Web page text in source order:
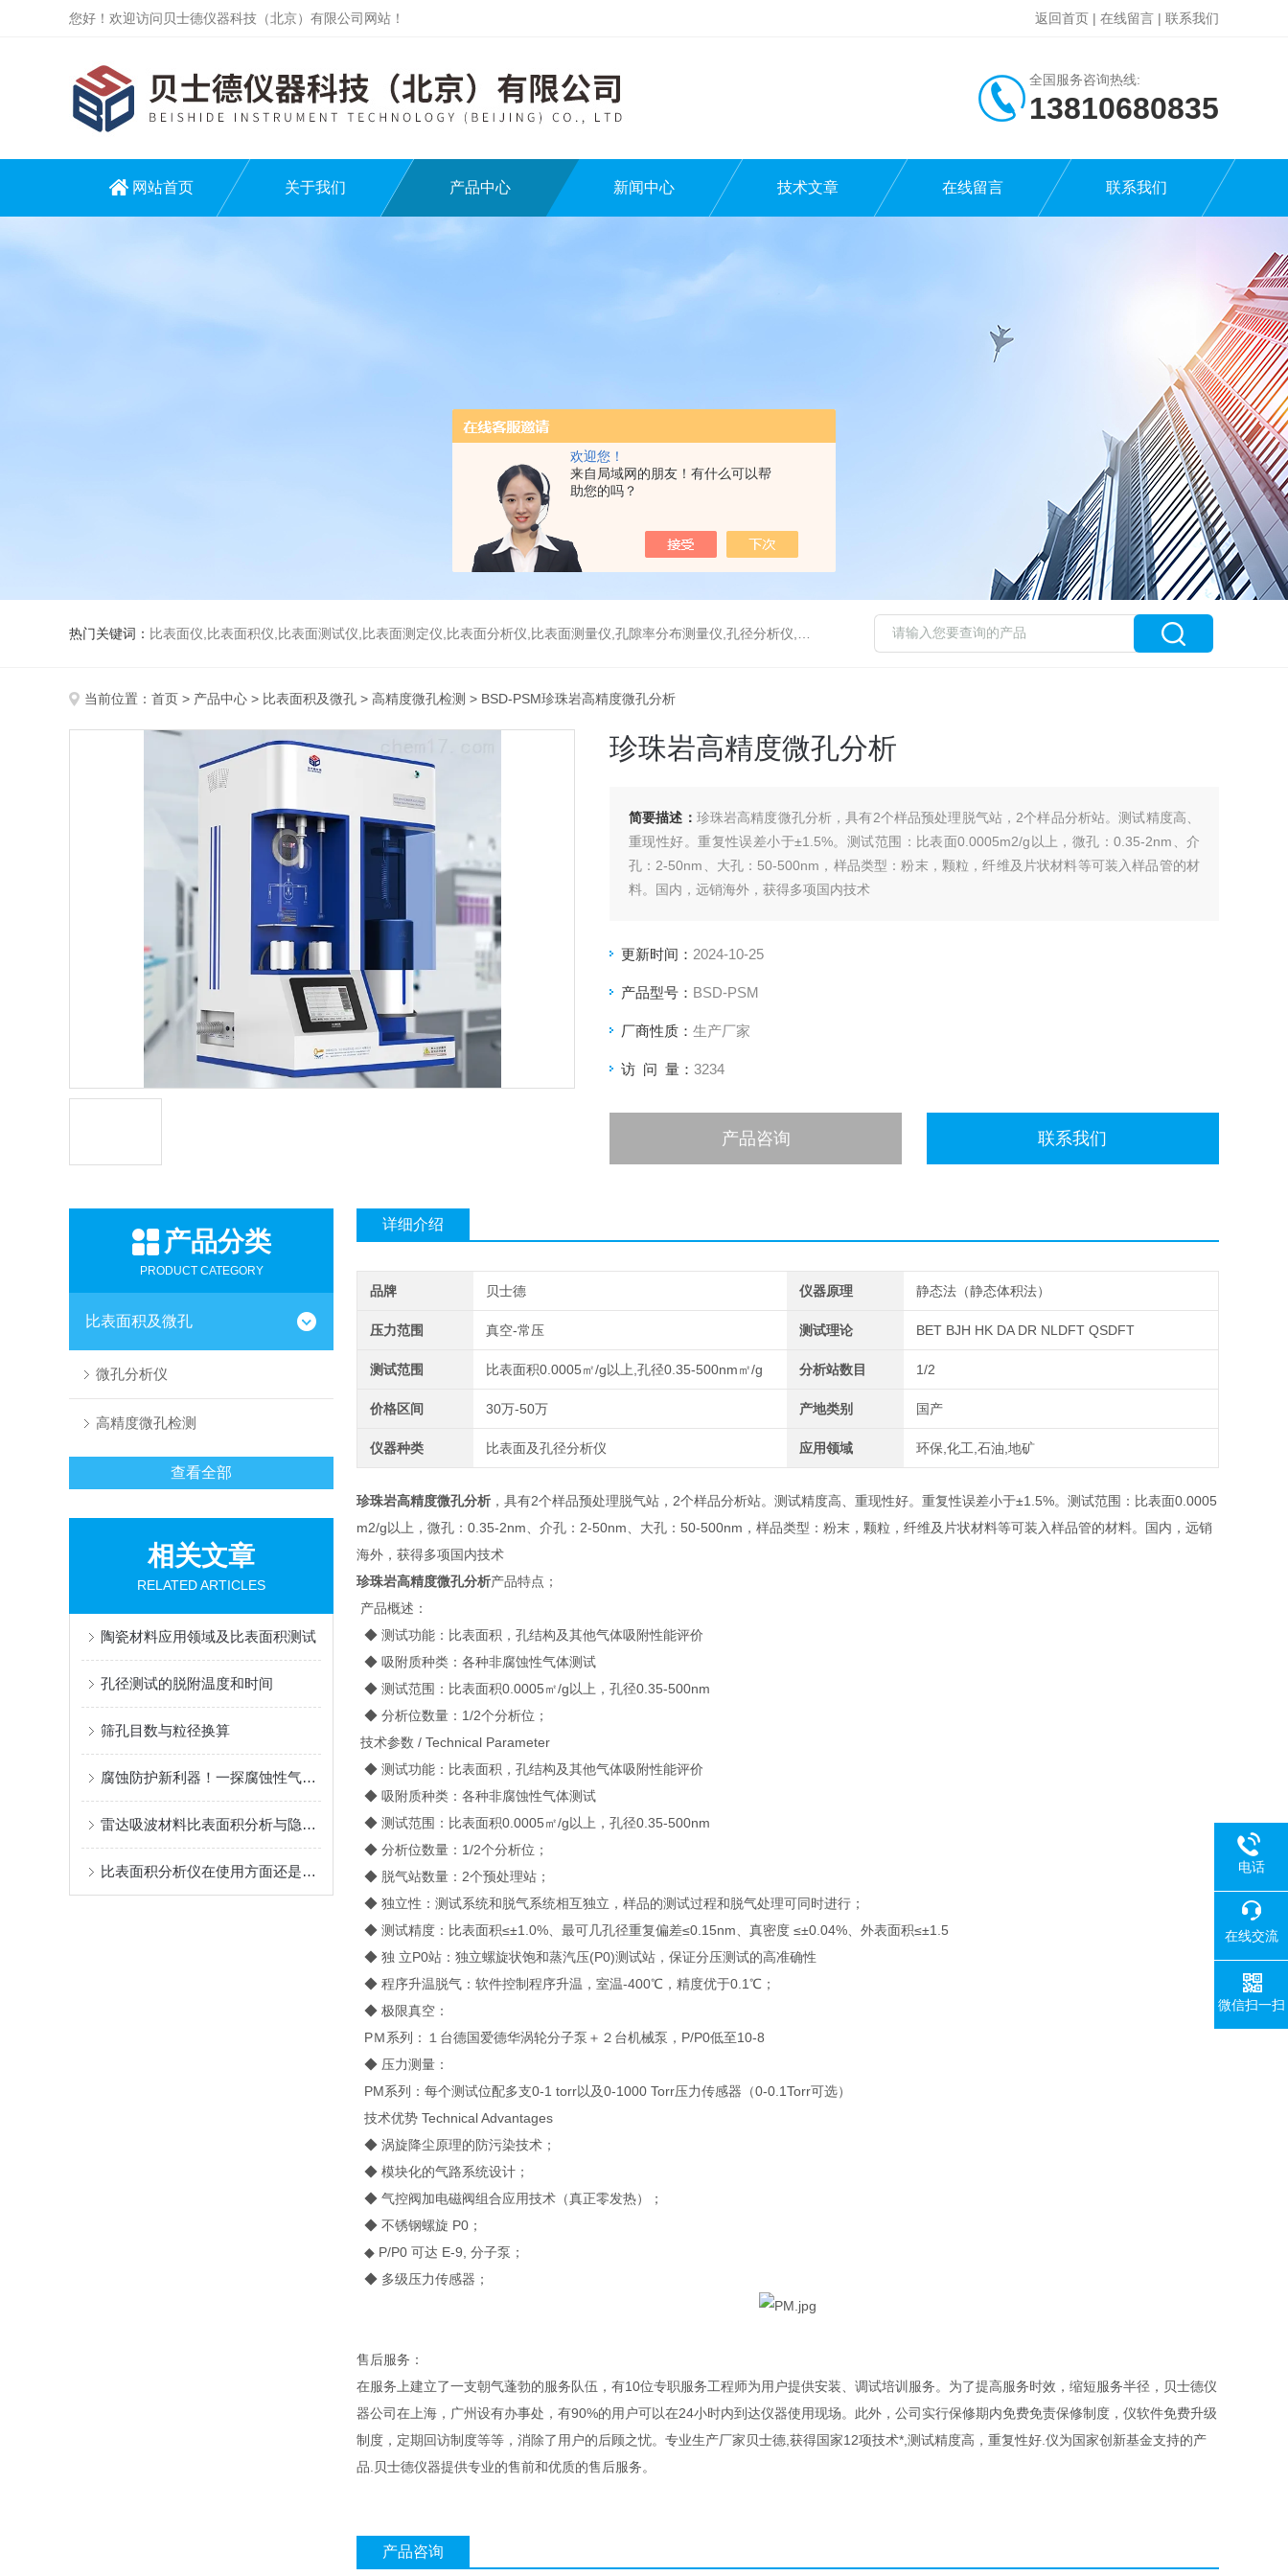
欢迎您！
来自局域网的朋友！有什么可以帮
助您的吗？
您好！欢迎访问贝士德仪器科技（北京）有限公司网站！ 返回首页 | 在线留言 | 联系我们
全国服务咨询热线:
13810680835
网站首页 关于我们 产品中心 新闻中心 技术文章 在线留言 联系我们
热门关键词： 比表面仪,比表面积仪,比表面测试仪,比表面测定仪,比表面分析仪,比表面测量仪,孔隙率分布测量仪,孔径分析仪,孔径测试仪,孔结构分析仪
当前位置： 首页 > 产品中心 > 比表面积及微孔 > 高精度微孔检测 > BSD-PSM珍珠岩高精度微孔分析
珍珠岩高精度微孔分析
简要描述： 珍珠岩高精度微孔分析，具有2个样品预处理脱气站，2个样品分析站。测试精度高、
重现性好。重复性误差小于±1.5%。测试范围：比表面0.0005m2/g以上，微孔：0.35-2nm、介
孔：2-50nm、大孔：50-500nm，样品类型：粉末，颗粒，纤维及片状材料等可装入样品管的材
料。国内，远销海外，获得多项国内技术
更新时间： 2024-10-25
产品型号： BSD-PSM
厂商性质： 生产厂家
访 问 量： 3234
产品咨询 联系我们
产品分类
PRODUCT CATEGORY
比表面积及微孔
微孔分析仪
高精度微孔检测
查看全部
相关文章
RELATED ARTICLES
陶瓷材料应用领域及比表面积测试
孔径测试的脱附温度和时间
筛孔目数与粒径换算
腐蚀防护新利器！一探腐蚀性气体吸附仪的广泛用途
雷达吸波材料比表面积分析与隐身技术
比表面积分析仪在使用方面还是有些要领的
详细介绍
品牌 贝士德 仪器原理 静态法（静态体积法）
压力范围 真空-常压 测试理论 BET BJH HK DA DR NLDFT QSDFT
测试范围 比表面积0.0005㎡/g以上,孔径0.35-500nm㎡/g 分析站数目 1/2
价格区间 30万-50万 产地类别 国产
仪器种类 比表面及孔径分析仪 应用领域 环保,化工,石油,地矿
珍珠岩高精度微孔分析 ，具有2个样品预处理脱气站，2个样品分析站。测试精度高、重现性好。重复性误差小于±1.5%。测试范围：比表面0.0005
m2/g以上，微孔：0.35-2nm、介孔：2-50nm、大孔：50-500nm，样品类型：粉末，颗粒，纤维及片状材料等可装入样品管的材料。国内，远销
海外，获得多项国内技术
珍珠岩高精度微孔分析产品特点；
产品概述：
◆ 测试功能：比表面积，孔结构及其他气体吸附性能评价
◆ 吸附质种类：各种非腐蚀性气体测试
◆ 测试范围：比表面积0.0005㎡/g以上，孔径0.35-500nm
◆ 分析位数量：1/2个分析位；
技术参数 / Technical Parameter
◆ 测试功能：比表面积，孔结构及其他气体吸附性能评价
◆ 吸附质种类：各种非腐蚀性气体测试
◆ 测试范围：比表面积0.0005㎡/g以上，孔径0.35-500nm
◆ 分析位数量：1/2个分析位；
◆ 脱气站数量：2个预处理站；
◆ 独立性：测试系统和脱气系统相互独立，样品的测试过程和脱气处理可同时进行；
◆ 测试精度：比表面积≤±1.0%、最可几孔径重复偏差≤0.15nm、真密度 ≤±0.04%、外表面积≤±1.5
◆ 独 立P0站：独立螺旋状饱和蒸汽压(P0)测试站，保证分压测试的高准确性
◆ 程序升温脱气：软件控制程序升温，室温-400℃，精度优于0.1℃；
◆ 极限真空：
PＭ系列：１台德国爱德华涡轮分子泵＋２台机械泵，P/P0低至10-8
◆ 压力测量：
PM系列：每个测试位配多支0-1 torr以及0-1000 Torr压力传感器（0-0.1Torr可选）
技术优势 Technical Advantages
◆ 涡旋降尘原理的防污染技术；
◆ 模块化的气路系统设计；
◆ 气控阀加电磁阀组合应用技术（真正零发热）；
◆ 不锈钢螺旋 P0；
◆ P/P0 可达 E-9, 分子泵；
◆ 多级压力传感器；
售后服务：
在服务上建立了一支朝气蓬勃的服务队伍，有10位专职服务工程师为用户提供安装、调试培训服务。为了提高服务时效，缩短服务半径，贝士德仪
器公司在上海，广州设有办事处，有90%的用户可以在24小时内到达仪器使用现场。此外，公司实行保修期内免费免责保修制度，仪软件免费升级
制度，定期回访制度等等，消除了用户的后顾之忧。专业生产厂家贝士德,获得国家12项技术*,测试精度高，重复性好.仪为国家创新基金支持的产
品.贝士德仪器提供专业的售前和优质的售后服务。
产品咨询
电话
在线交流
微信扫一扫